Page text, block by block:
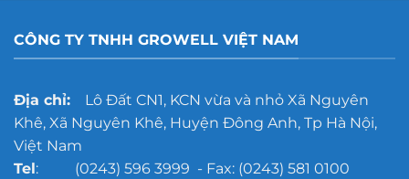
CÔNG TY TNHH GROWELL VIỆT NAM
Địa chỉ:Lô Đất CN1, KCN vừa và nhỏ Xã Nguyên
Khê, Xã Nguyên Khê, Huyện Đông Anh, Tp Hà Nội,
Việt Nam
Tel: (0243) 596 3999 - Fax: (0243) 581 0100